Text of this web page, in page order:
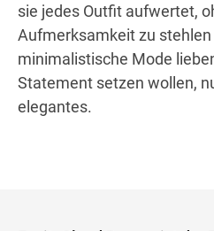
sie jedes Outfit aufwertet,
Aufmerksamkeit zu stehlen
minimalistische Mode
Statement setzen wollen,
elegantes.